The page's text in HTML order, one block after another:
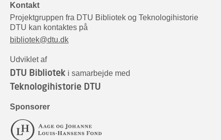
Kontakt
Projektgruppen fra DTU Bibliotek og Teknologihistorie
DTU kan kontaktes på
bibliotek@dtu.dk
Udviklet af
DTU Bibliotek i samarbejde med
Teknologihistorie DTU
Sponsorer